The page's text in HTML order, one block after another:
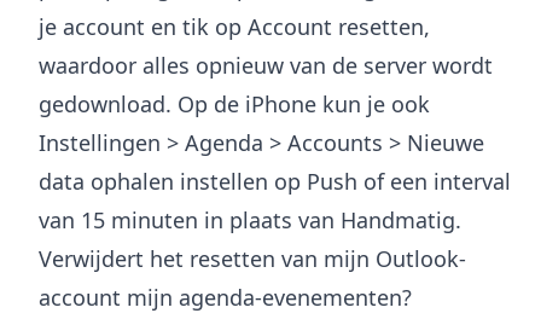
je account en tik op Account resetten,
waardoor alles opnieuw van de server wordt
gedownload. Op de iPhone kun je ook
Instellingen > Agenda > Accounts > Nieuwe
data ophalen instellen op Push of een interval
van 15 minuten in plaats van Handmatig.
Verwijdert het resetten van mijn Outlook-
account mijn agenda-evenementen?